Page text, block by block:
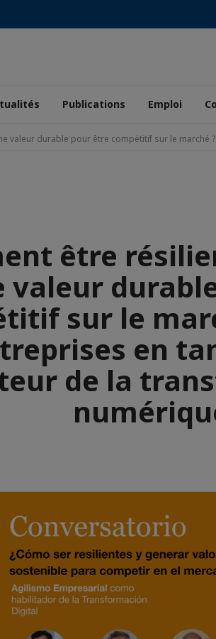
Publications Emploi
valeur durable pour être compétitif sur le
être
valeur
sur le
en
de la